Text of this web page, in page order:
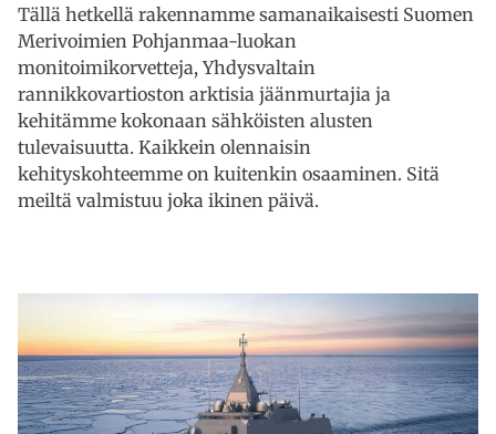
Tällä hetkellä rakennamme samanaikaisesti Suomen
Merivoimien Pohjanmaa-luokan
monitoimikorvetteja, Yhdysvaltain
rannikkovartioston arktisia jäänmurtajia ja
kehitämme kokonaan sähköisten alusten
tulevaisuutta. Kaikkein olennaisin
kehityskohteemme on kuitenkin osaaminen. Sitä
meiltä valmistuu joka ikinen päivä.